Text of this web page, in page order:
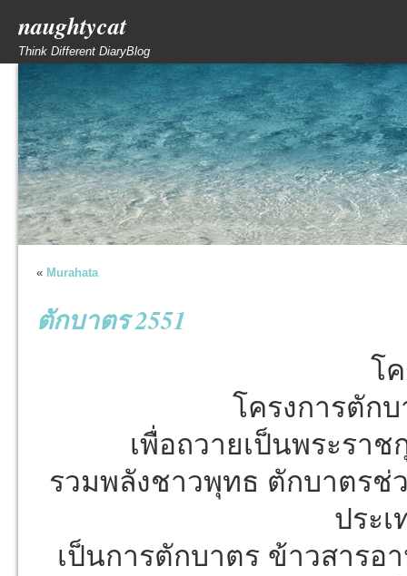
naughtycat
Think Different DiaryBlog
« Murahata
ตักบาตร 2551
โ
โครงการตัก
เพื่อถวายเป็นพระรา
รวมพลังชาวพุทธ ตักบาตรช่
ประ
เป็นการตักบาตร ข้าวสารอ